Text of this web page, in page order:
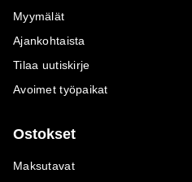
Myymälät
Ajankohtaista
Tilaa uutiskirje
Avoimet työpaikat
Ostokset
Maksutavat